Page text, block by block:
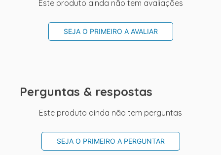
Este produto ainda não tem avaliações
SEJA O PRIMEIRO A AVALIAR
Perguntas & respostas
Este produto ainda não tem perguntas
SEJA O PRIMEIRO A PERGUNTAR